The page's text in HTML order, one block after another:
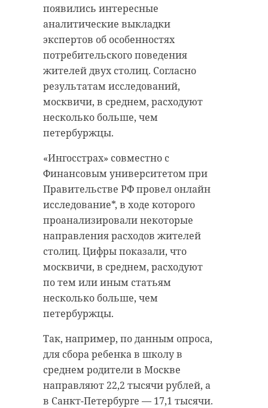
появились интересные
аналитические выкладки
экспертов об особенностях
потребительского поведения
жителей двух столиц. Согласно
результатам исследований,
москвичи, в среднем, расходуют
несколько больше, чем
петербуржцы.
«Ингосстрах» совместно с
Финансовым университетом при
Правительстве РФ провел онлайн
исследование*, в ходе которого
проанализировали некоторые
направления расходов жителей
столиц. Цифры показали, что
москвичи, в среднем, расходуют
по тем или иным статьям
несколько больше, чем
петербуржцы.
Так, например, по данным опроса,
для сбора ребенка в школу в
среднем родители в Москве
направляют 22,2 тысячи рублей, а
в Санкт-Петербурге — 17,1 тысячи.